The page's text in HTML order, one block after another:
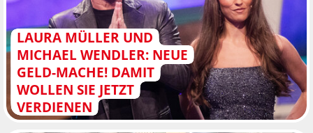
LAURA MÜLLER UND
MICHAEL WENDLER: NEUE
GELD-MACHE! DAMIT
WOLLEN SIE JETZT
VERDIENEN